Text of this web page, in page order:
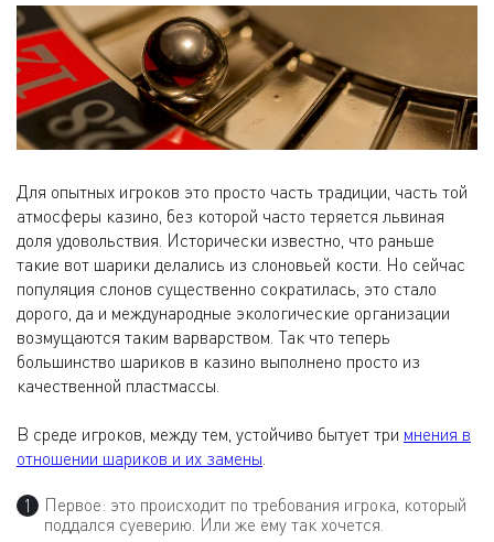
Для опытных игроков это просто часть традиции, часть той
атмосферы казино, без которой часто теряется львиная
доля удовольствия. Исторически известно, что раньше
такие вот шарики делались из слоновьей кости. Но сейчас
популяция слонов существенно сократилась, это стало
дорого, да и международные экологические организации
возмущаются таким варварством. Так что теперь
большинство шариков в казино выполнено просто из
качественной пластмассы.
В среде игроков, между тем, устойчиво бытует три мнения в
отношении шариков и их замены
Первое: это происходит по требования игрока, который
поддался суеверию. Или же ему так хочется.